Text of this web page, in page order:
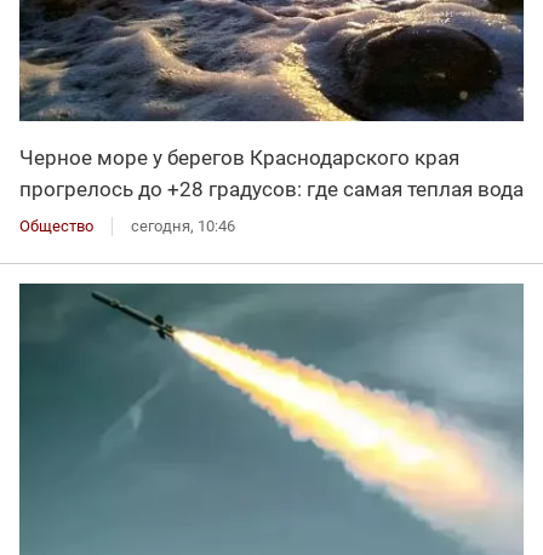
Черное море у берегов Краснодарского края
прогрелось до +28 градусов: где самая теплая вода
Общество сегодня, 10:46